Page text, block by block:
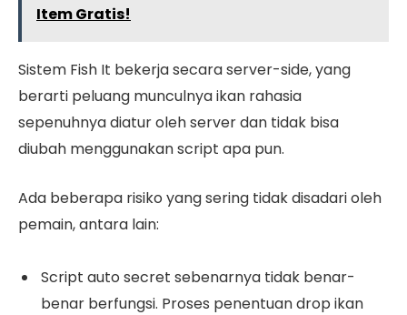
Item Gratis!
Sistem Fish It bekerja secara server-side, yang
berarti peluang munculnya ikan rahasia
sepenuhnya diatur oleh server dan tidak bisa
diubah menggunakan script apa pun.
Ada beberapa risiko yang sering tidak disadari oleh
pemain, antara lain:
Script auto secret sebenarnya tidak benar-
benar berfungsi. Proses penentuan drop ikan